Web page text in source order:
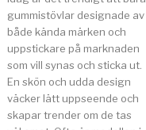
gummistövlar designade av
både kända märken och
uppstickare på marknaden
som vill synas och sticka ut.
En skön och udda design
väcker lätt uppseende och
skapar trender om de tas